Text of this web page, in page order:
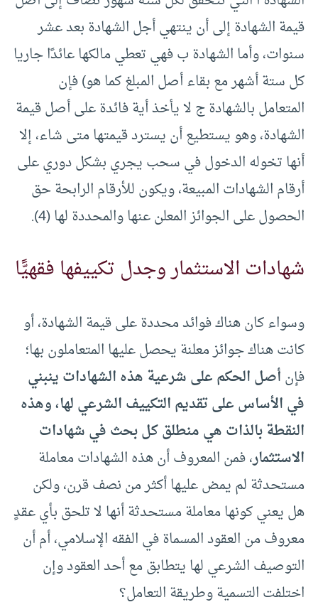
قيمة الشهادة إلى أن ينتهي أجل الشهادة بعد عشر
سنوات، وأما الشهادة ب فهي تعطي مالكها عائدًا جاريا
كل ستة أشهر مع بقاء أصل المبلغ كما هو) فإن
المتعامل بالشهادة ج لا يأخذ أية فائدة على أصل قيمة
الشهادة، وهو يستطيع أن يسترد قيمتها متى شاء، إلا
أنها تخوله الدخول في سحب يجري بشكل دوري على
أرقام الشهادات المبيعة، ويكون للأرقام الرابحة حق
الحصول على الجوائز المعلن عنها والمحددة لها (4).
شهادات الاستثمار وجدل تكييفها فقهيًّا
وسواء كان هناك فوائد محددة على قيمة الشهادة، أو
كانت هناك جوائز معلنة يحصل عليها المتعاملون بها؛
فإنأصل الحكم على شرعية هذه الشهادات ينبني
في الأساس على تقديم التكييف الشرعي لها، وهذه
النقطة بالذات هي منطلق كل بحث في شهادات
الاستثمار، فمن المعروف أن هذه الشهادات معاملة
مستحدثة لم يمض عليها أكثر من نصف قرن، ولكن
هل يعني كونها معاملة مستحدثة أنها لا تلحق بأي عقدٍ
معروف من العقود المسماة في الفقه الإسلامي، أم أن
التوصيف الشرعي لها يتطابق مع أحد العقود وإن
اختلفت التسمية وطريقة التعامل؟